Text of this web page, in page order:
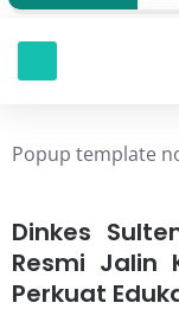
Popup template
Dinkes
Resmi Jalin
Perkuat